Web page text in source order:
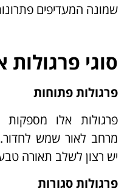
שמונה המעדיפים
סוגי פרגולות
פרגולות פתוחות
פרגולות אלו
מרחב לאור שמש
יש רצון לשלב תאורה
פרגולות סגורות